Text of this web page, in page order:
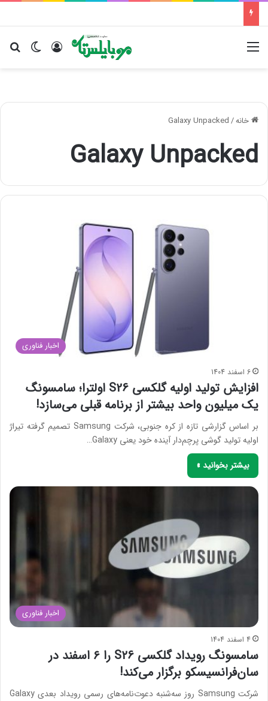
تغییر ورود
خانه/
Galaxy Unpacked
Galaxy Unpacked
اخبار فناوری
6 اسفند 1404
افزایش تولید اولیه گلکسی S26 اولترا؛ سامسونگ
یک میلیون واحد بیشتر از برنامه قبلی می‌سازد!
بر اساس گزارشی تازه از کره‌ جنوبی، شرکت Samsung تصمیم گرفته تیراژ
اولیه تولید گوشی پرچم‌دار آینده خود یعنی Galaxy…
بیشتر بخوانید »
اخبار فناوری
4 اسفند 1404
سامسونگ رویداد گلکسی S26 را ۶ اسفند در
سان‌فرانسیسکو برگزار می‌کند!
شرکت Samsung روز سه‌شنبه دعوت‌نامه‌های رسمی رویداد بعدی Galaxy